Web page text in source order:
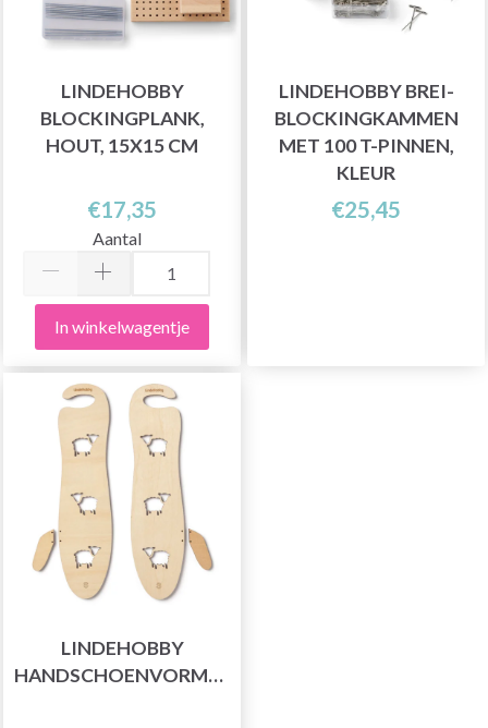
LINDEHOBBY
BLOCKINGPLANK,
HOUT, 15X15 CM
€17,35
Aantal
In winkelwagentje
LINDEHOBBY BREI-
BLOCKINGKAMMEN
MET 100 T-PINNEN,
KLEUR
€25,45
LINDEHOBBY
HANDSCHOENVORMERS